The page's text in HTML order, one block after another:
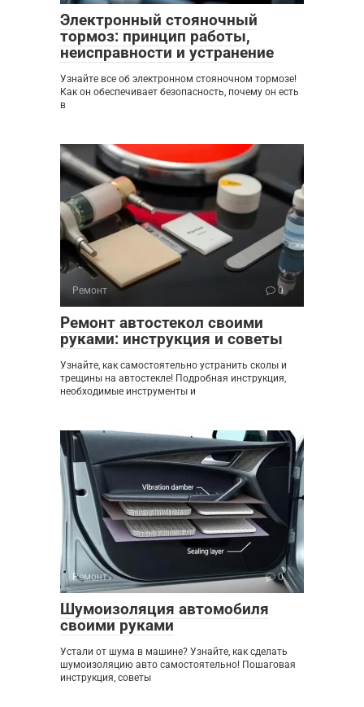
Электронный стояночный
тормоз: принцип работы,
неисправности и устранение
Узнайте все об электронном стояночном тормозе!
Как он обеспечивает безопасность, почему он есть
в
Ремонт 0
Ремонт автостекол своими
руками: инструкция и советы
Узнайте, как самостоятельно устранить сколы и
трещины на автостекле! Подробная инструкция,
необходимые инструменты и
Ремонт 0
Шумоизоляция автомобиля
своими руками
Устали от шума в машине? Узнайте, как сделать
шумоизоляцию авто самостоятельно! Пошаговая
инструкция, советы